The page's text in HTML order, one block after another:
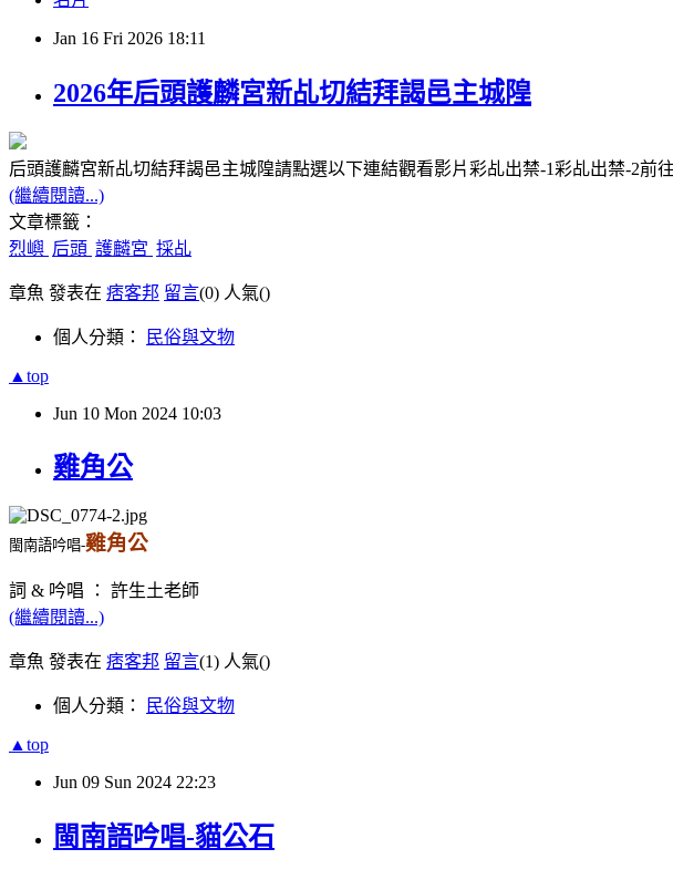
Jan 16 Fri 2026 18:11
2026年后頭護麟宮新乩切結拜謁邑主城隍
后頭護麟宮新乩切結拜謁邑主城隍請點選以下連結觀看影片彩乩出禁-1彩乩出禁-2
(繼續閱讀...)
文章標籤：
烈嶼 后頭 護麟宮 採乩
章魚 發表在 痞客邦 留言(0) 人氣()
個人分類： 民俗與文物
▲top
Jun 10 Mon 2024 10:03
雞角公
閩南語吟唱-雞角公
詞 & 吟唱 ： 許生土老師
(繼續閱讀...)
章魚 發表在 痞客邦 留言(1) 人氣()
個人分類： 民俗與文物
▲top
Jun 09 Sun 2024 22:23
閩南語吟唱-貓公石